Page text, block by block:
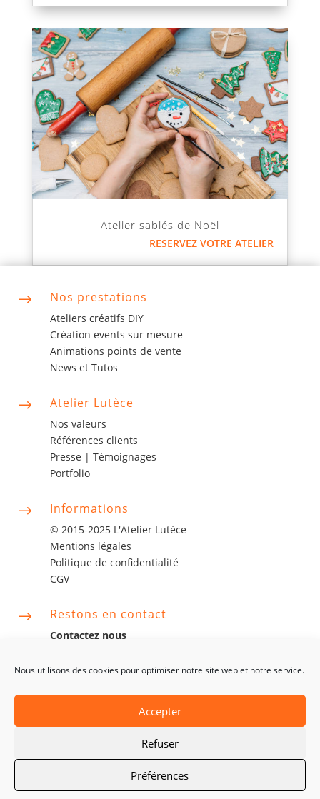
Nous utilisons des cookies pour optimiser notre site web et notre service.
Accepter
Refuser
Préférences
Atelier sablés de Noël
RESERVEZ VOTRE ATELIER
$ Nos prestations
Ateliers créatifs DIY
Création events sur mesure
Animations points de vente
News et Tutos
$ Atelier Lutèce
Nos valeurs
Références clients
Presse | Témoignages
Portfolio
$ Informations
© 2015-2025 L'Atelier Lutèce
Mentions légales
Politique de confidentialité
CGV
$ Restons en contact
Contactez nous
06 63 06 75 14